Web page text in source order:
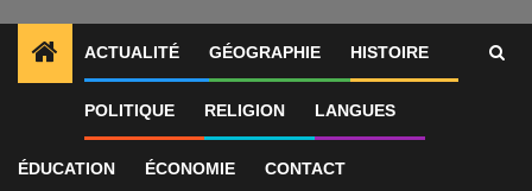
ACTUALITÉ GÉOGRAPHIE HISTOIRE
POLITIQUE RELIGION LANGUES
ÉDUCATION ÉCONOMIE CONTACT
ALERTES INFO 1 Israël : les dépenses par carte